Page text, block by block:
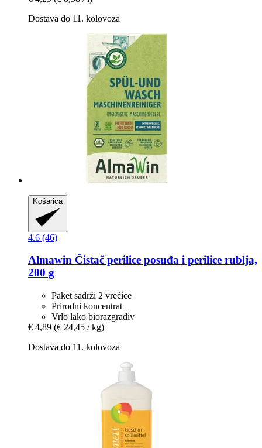
Dostava do 11. kolovoza
Košarica
4.6 (46)
Almawin Čistač perilice posuđa i perilice rublja,
200 g
Paket sadrži 2 vrećice
Prirodni koncentrat
Vrlo lako biorazgradiv
€ 4,89 (€ 24,45 / kg)
Dostava do 11. kolovoza